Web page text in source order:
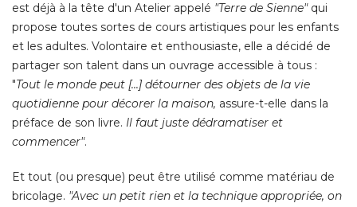
est déjà à la tête d'un Atelier appelé "Terre de Sienne"qui
propose toutes sortes de cours artistiques pour les enfants
et les adultes. Volontaire et enthousiaste, elle a décidé de
partager son talent dans un ouvrage accessible à tous :
"Tout le monde peut [...] détourner des objets de la vie
quotidienne pour décorer la maison, assure-t-elle dans la
préface de son livre. Il faut juste dédramatiser et
commencer".
Et tout (ou presque) peut être utilisé comme matériau de
bricolage. "Avec un petit rien et la technique appropriée, on